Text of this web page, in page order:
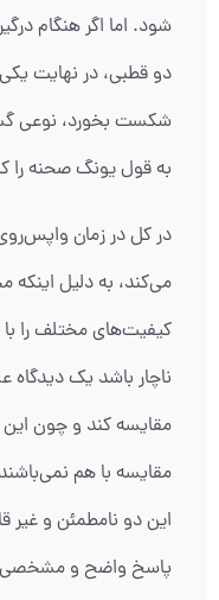
شود. اما اگر هنگام
دو قطبی، در نهایت
شکست بخورد، نوعی
به قول یونگ صحنه را
در کل در زمان
می‌کند، به دلیل
کیفیت‌های مختلف را
ناچار باشد یک
مقایسه کند و چون
مقایسه با هم
این دو نامطمئن و غیر
پاسخ واضح و مشخصی